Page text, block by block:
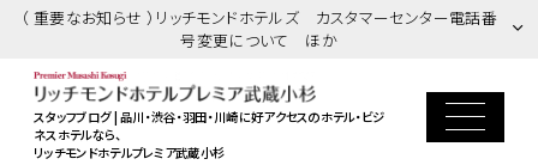
（ 重要なお知らせ ）リッチモンドホテルズ カスタマーセンター電話番
号変更について ほか
スタッフブログ | 品川・渋谷・羽田・川崎に好アクセスのホテル・ビジ
ネスホテルなら、
リッチモンドホテルプレミア武蔵小杉